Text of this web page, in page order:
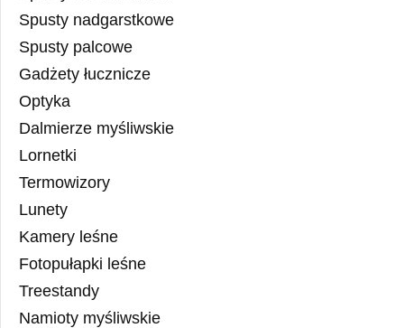
Spusty nadgarstkowe
Spusty palcowe
Gadżety łucznicze
Optyka
Dalmierze myśliwskie
Lornetki
Termowizory
Lunety
Kamery leśne
Fotopułapki leśne
Treestandy
Namioty myśliwskie